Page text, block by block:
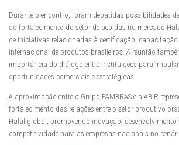
Durante o encontro, foram debatidas possibilidades
ao fortalecimento do setor de bebidas no mercado
de iniciativas relacionadas à certificação,
internacional de produtos brasileiros. A reunião
importância do diálogo entre instituições para
oportunidades comerciais e estratégicas.
A aproximação entre o Grupo FAMBRAS e a ABIR
fortalecimento das relações entre o setor produtivo
Halal global, promovendo inovação, desenvolvimento
competitividade para as empresas nacionais no